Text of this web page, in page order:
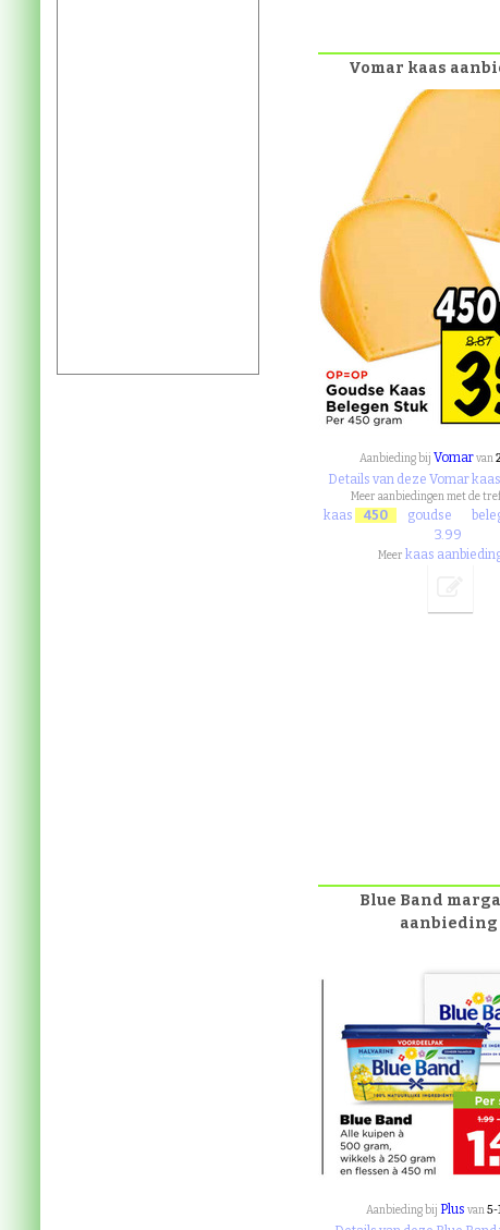
Vomar kaas
Aanbieding bij Vomarvan
Details van deze Vomar
Meer aanbiedingen met de
kaas 450 goudse
3.99
Meerkaas
Blue Band
aanbieding
Aanbieding bij Plus van5-